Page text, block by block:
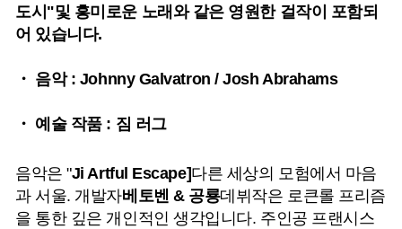
도시"및 흥미로운 노래와 같은 영원한 걸작이 포함되
어 있습니다.
・ 음악 : Johnny Galvatron / Josh Abrahams
・ 예술 작품 : 짐 러그
음악은 "Ji Artful Escape]다른 세상의 모험에서 마음
과 서울. 개발자베토벤 & 공룡데뷔작은 로큰롤 프리즘
을 통한 깊은 개인적인 생각입니다. 주인공 프랜시스